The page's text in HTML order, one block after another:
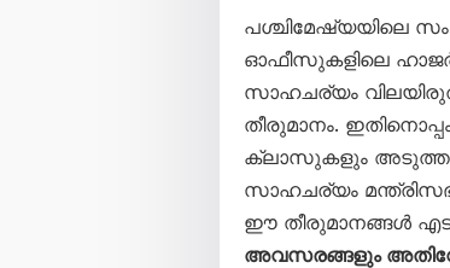
പശ്ചിമേഷ്യയിലെ
ഓഫീസുകളിലെ ഹാജർ
സാഹചര്യം
തീരുമാനം.
ക്ലാസുകളും അടുത്ത
സാഹചര്യം
ഈ തീരുമാനങ്ങൾ
അവസരങ്ങളും